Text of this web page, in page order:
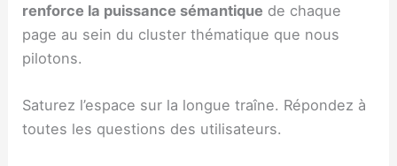
renforce la puissance sémantique de chaque
page au sein du cluster thématique que nous
pilotons.
Saturez l’espace sur la longue traîne. Répondez à
toutes les questions des utilisateurs.